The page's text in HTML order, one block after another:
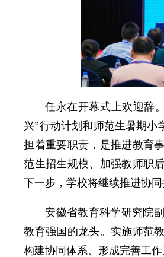
任永在开幕式上欢迎辞
兴”行动计划和师范生暑期
担着重要职责，是推进教育
范生招生规模、加强教师职
下一步，学校将继续推进协
安徽省教育科学研究院
教育强国的龙头。实施师范
构建协同体系、形成完善工